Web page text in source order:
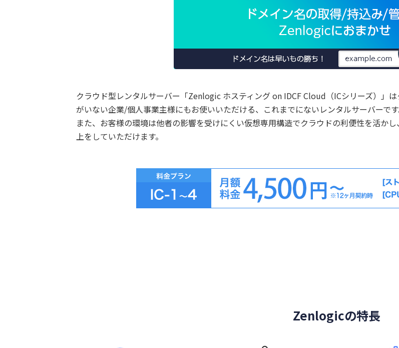
クラウド型レンタルサーバー「Zenlogic ホスティング on IDCF Cloud（ICシリーズ）」
がいない企業/個人事業主様にもお使いいただける、これまでにないレンタルサーバーです
また、お客様の環境は他者の影響を受けにくい仮想専用構造でクラウドの利便性を活か
上をしていただけます。
Zenlogicの特長